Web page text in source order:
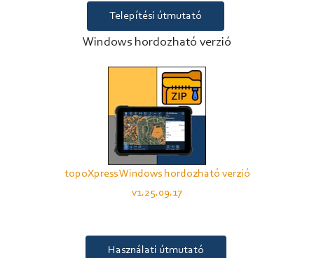
Telepítési útmutató
Windows hordozható verzió
topoXpress Windows hordozható verzió
v1.25.09.17
Használati útmutató